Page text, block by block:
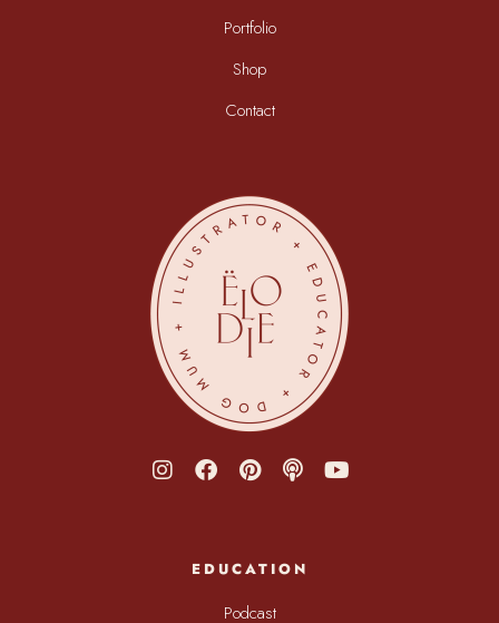
Portfolio
Shop
Contact
EDUCATION
Podcast